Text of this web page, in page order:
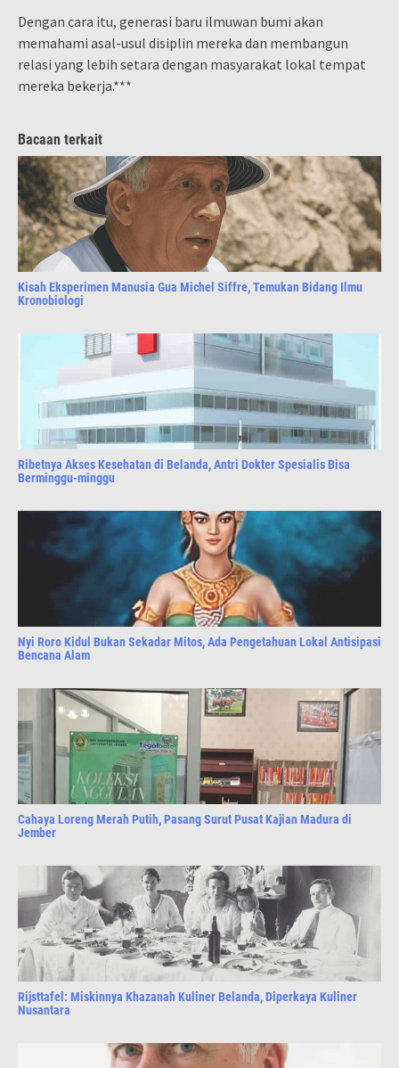
Dengan cara itu, generasi baru ilmuwan bumi akan
memahami asal-usul disiplin mereka dan membangun
relasi yang lebih setara dengan masyarakat lokal tempat
mereka bekerja.***
Bacaan terkait
Kisah Eksperimen Manusia Gua Michel Siffre, Temukan Bidang Ilmu
Kronobiologi
Ribetnya Akses Kesehatan di Belanda, Antri Dokter Spesialis Bisa
Berminggu-minggu
Nyi Roro Kidul Bukan Sekadar Mitos, Ada Pengetahuan Lokal Antisipasi
Bencana Alam
Cahaya Loreng Merah Putih, Pasang Surut Pusat Kajian Madura di
Jember
Rijsttafel: Miskinnya Khazanah Kuliner Belanda, Diperkaya Kuliner
Nusantara